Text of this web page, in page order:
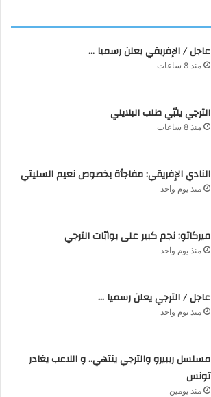
عاجل / الإفريقي يعلن رسميا …
منذ 8 ساعات
الترجي يلبّي طلب البلايلي
منذ 8 ساعات
النادي الإفريقي: مفاجأة بخصوص نعيم السليتي
منذ يوم واحد
ميركاتو: نجم كبير على بوابّات الترجي
منذ يوم واحد
عاجل / الترجي يعلن رسميا …
منذ يوم واحد
مسلسل ريبيرو والترجي ينتهي.. و اللاعب يغادر
تونس
منذ يومين